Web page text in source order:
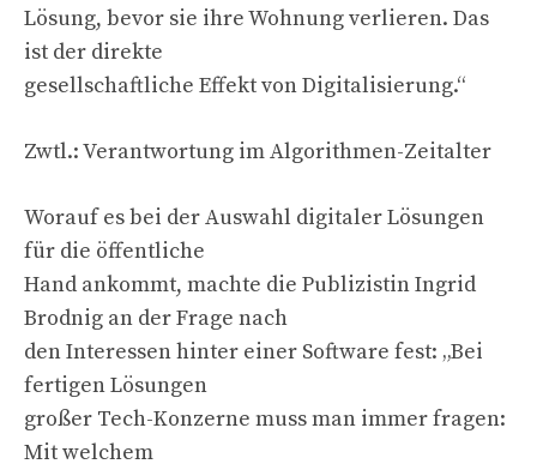
Lösung, bevor sie ihre Wohnung verlieren. Das
ist der direkte
gesellschaftliche Effekt von Digitalisierung.“
Zwtl.: Verantwortung im Algorithmen-Zeitalter
Worauf es bei der Auswahl digitaler Lösungen
für die öffentliche
Hand ankommt, machte die Publizistin Ingrid
Brodnig an der Frage nach
den Interessen hinter einer Software fest: „Bei
fertigen Lösungen
großer Tech-Konzerne muss man immer fragen:
Mit welchem